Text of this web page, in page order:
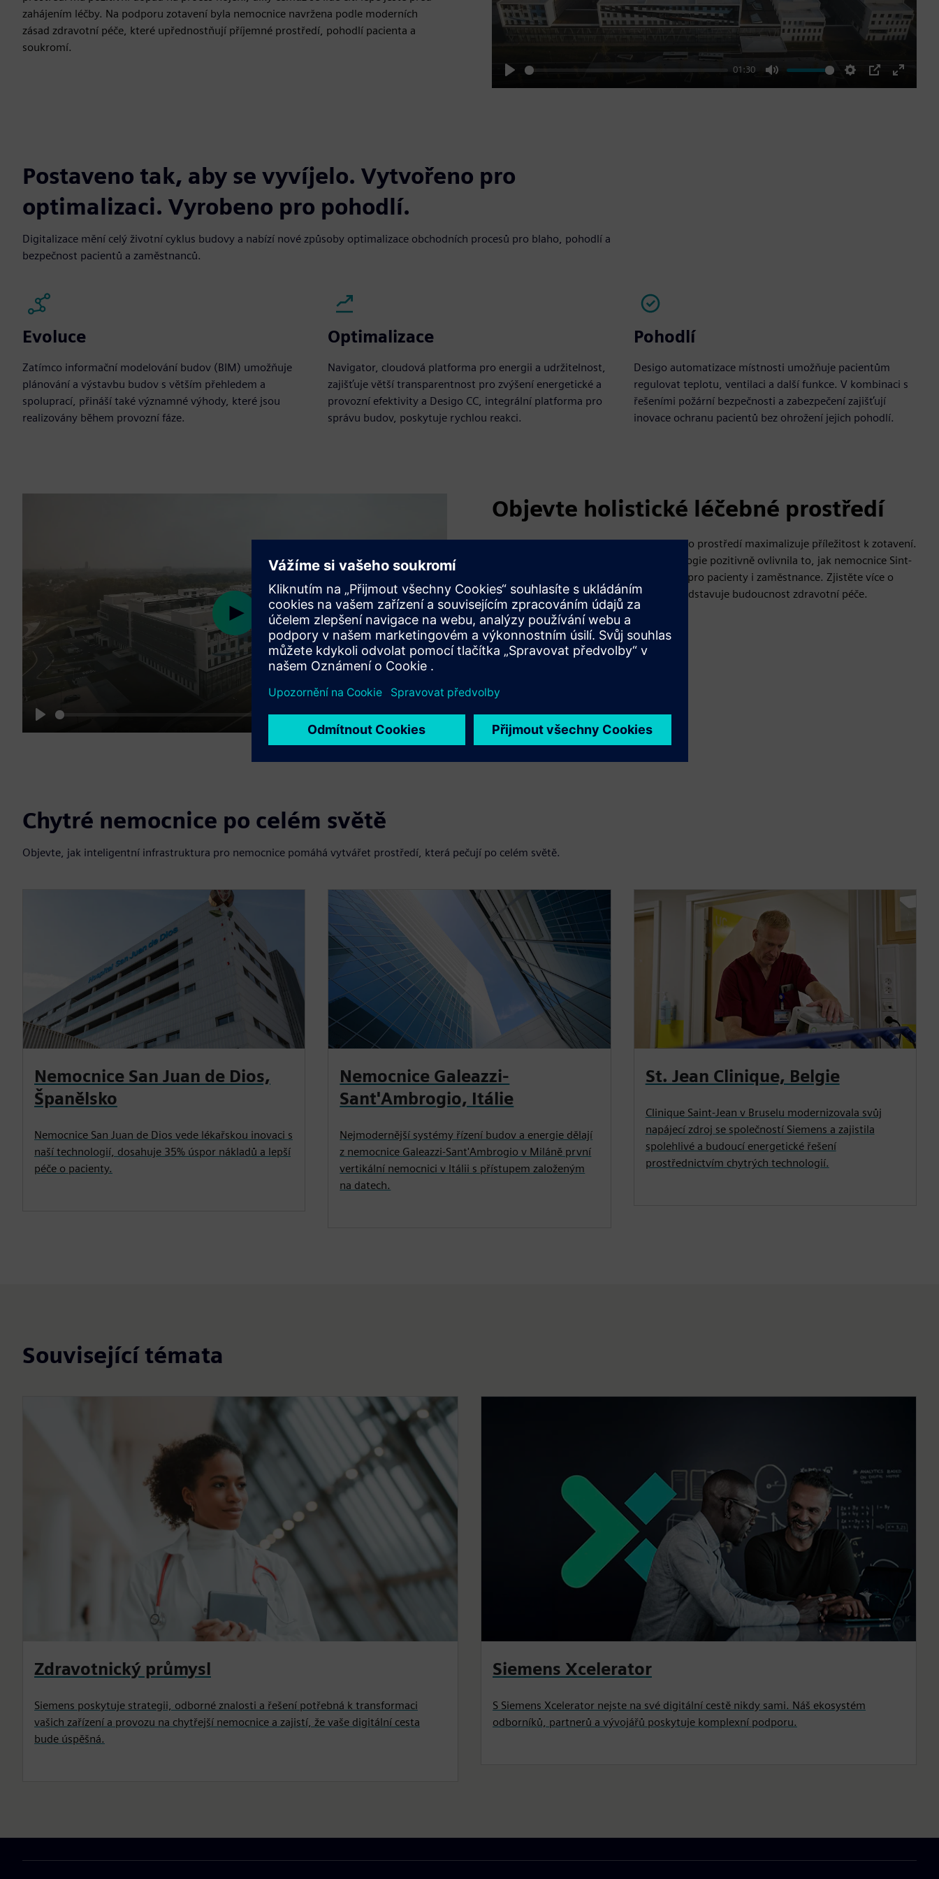
zahájením léčby. Na podporu zotavení byla nemocnice navržena podle moderních
zásad zdravotní péče, které upřednostňují příjemné prostředí, pohodlí pacienta a
soukromí.
Play
01:30
Mute Settings
PIP
Enter
Postaveno tak, aby se vyvíjelo. Vytvořeno pro
optimalizaci. Vyrobeno pro pohodlí.
Digitalizace mění celý životní cyklus budovy a nabízí nové způsoby optimalizace obchodních procesů pro blaho, pohodlí a
bezpečnost pacientů a zaměstnanců.
Evoluce
Zatímco informační modelování budov (BIM) umožňuje
plánování a výstavbu budov s větším přehledem a
spoluprací, přináší také významné výhody, které jsou
realizovány během provozní fáze.
Optimalizace
Navigator, cloudová platforma pro energii a udržitelnost,
zajišťuje větší transparentnost pro zvýšení energetické a
provozní efektivity a Desigo CC, integrální platforma pro
správu budov, poskytuje rychlou reakci.
Pohodlí
Desigo automatizace místnosti umožňuje pacientům
regulovat teplotu, ventilaci a další funkce. V kombinaci s
řešeními požární bezpečnosti a zabezpečení zajišťují
inovace ochranu pacientů bez ohrožení jejich pohodlí.
Play
01:32
Mute Settings
PIP
fullscreen
Play
Objevte holistické léčebné prostředí
Při spolupráci každý aspekt inteligentního prostředí maximalizuje příležitost k zotavení.
Již od fáze plánování, nejnovější technologie pozitivně ovlivnila to, jak nemocnice Sint-
Maarten poskytuje optimální podmínky pro pacienty i zaměstnance. Zjistěte více o
tom, jak tato inteligentní nemocnice představuje budoucnost zdravotní péče.
Chytré nemocnice po celém světě
Objevte, jak inteligentní infrastruktura pro nemocnice pomáhá vytvářet prostředí, která pečují po celém světě.
Nemocnice San Juan de Dios,
Španělsko
Nemocnice San Juan de Dios vede lékařskou inovaci s
naší technologií, dosahuje 35% úspor nákladů a lepší
péče o pacienty.
Nemocnice Galeazzi-
Sant'Ambrogio, Itálie
Nejmodernější systémy řízení budov a energie dělají
z nemocnice Galeazzi-Sant'Ambrogio v Miláně první
vertikální nemocnici v Itálii s přístupem založeným
na datech.
St. Jean Clinique, Belgie
Clinique Saint-Jean v Bruselu modernizovala svůj
napájecí zdroj se společností Siemens a zajistila
spolehlivé a budoucí energetické řešení
prostřednictvím chytrých technologií.
Související témata
Zdravotnický průmysl
Siemens poskytuje strategii, odborné znalosti a řešení potřebná k transformaci
vašich zařízení a provozu na chytřejší nemocnice a zajistí, že vaše digitální cesta
bude úspěšná.
Siemens Xcelerator
S Siemens Xcelerator nejste na své digitální cestě nikdy sami. Náš ekosystém
odborníků, partnerů a vývojářů poskytuje komplexní podporu.